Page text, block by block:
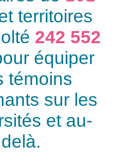
territoires
242 552
équiper
témoins
sur les
et au-
delà.